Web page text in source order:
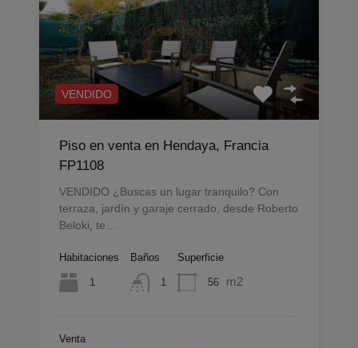
VENDIDO
Piso en venta en Hendaya, Francia
FP1108
VENDIDO ¿Buscas un lugar tranquilo? Con
terraza, jardín y garaje cerrado, desde Roberto
Beloki, te…
Habitaciones
1
Baños
1
Superficie
56 m2
Venta